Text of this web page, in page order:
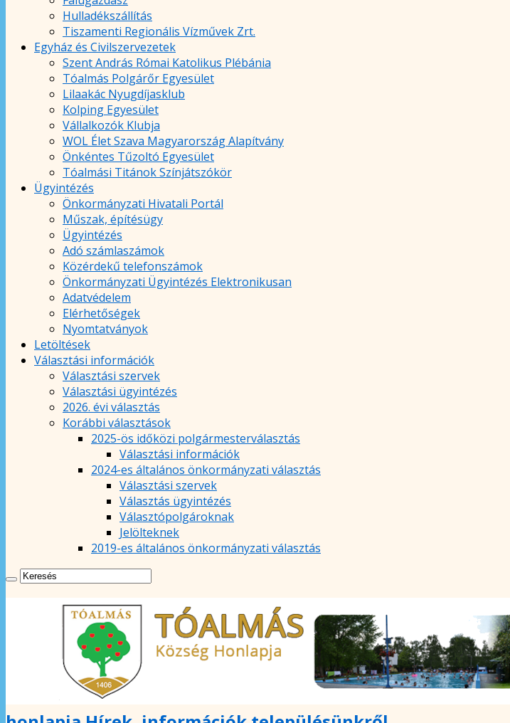
Hulladékszállítás
Tiszamenti Regionális Vízművek Zrt.
Egyház és Civilszervezetek
Szent András Római Katolikus Plébánia
Tóalmás Polgárőr Egyesület
Lilaakác Nyugdíjasklub
Kolping Egyesület
Vállalkozók Klubja
WOL Élet Szava Magyarország Alapítvány
Önkéntes Tűzoltó Egyesület
Tóalmási Titánok Színjátszókör
Ügyintézés
Önkormányzati Hivatali Portál
Műszak, építésügy
Ügyintézés
Adó számlaszámok
Közérdekű telefonszámok
Önkormányzati Ügyintézés Elektronikusan
Adatvédelem
Elérhetőségek
Nyomtatványok
Letöltések
Választási információk
Választási szervek
Választási ügyintézés
2026. évi választás
Korábbi választások
2025-ös időközi polgármesterválasztás
Választási információk
2024-es általános önkormányzati választás
Választási szervek
Választás ügyintézés
Választópolgároknak
Jelölteknek
2019-es általános önkormányzati választás